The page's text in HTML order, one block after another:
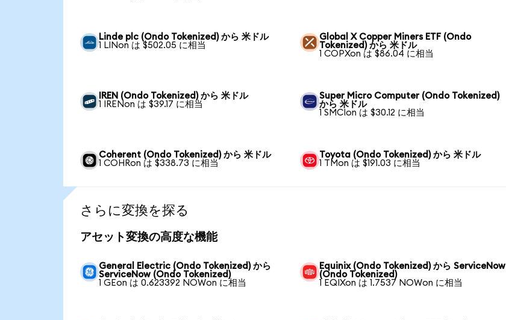
Linde plc (Ondo Tokenized) から 米ドル
1 LINon は $502.05 に相当
Global X Copper Miners ETF (Ondo
Tokenized) から 米ドル
1 COPXon は $86.04 に相当
IREN (Ondo Tokenized) から 米ドル
1 IRENon は $39.17 に相当
Super Micro Computer (Ondo Tokenized)
から 米ドル
1 SMCIon は $30.12 に相当
Coherent (Ondo Tokenized) から 米ドル
1 COHRon は $338.73 に相当
Toyota (Ondo Tokenized) から 米ドル
1 TMon は $191.03 に相当
さらに変換を探る
アセット変換の高度な機能
General Electric (Ondo Tokenized) から
ServiceNow (Ondo Tokenized)
1 GEon は 0.623392 NOWon に相当
Equinix (Ondo Tokenized) から ServiceNow
(Ondo Tokenized)
1 EQIXon は 1.7537 NOWon に相当